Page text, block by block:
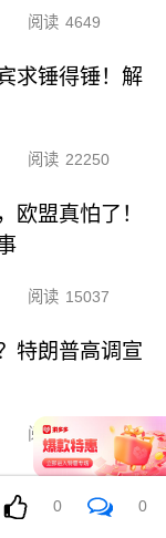
阅读 4649
求锤得锤！解
阅读 22250
欧盟真怕了！
阅读 15037
特朗普高调宣
阅读 10557
下死手了？
0 0